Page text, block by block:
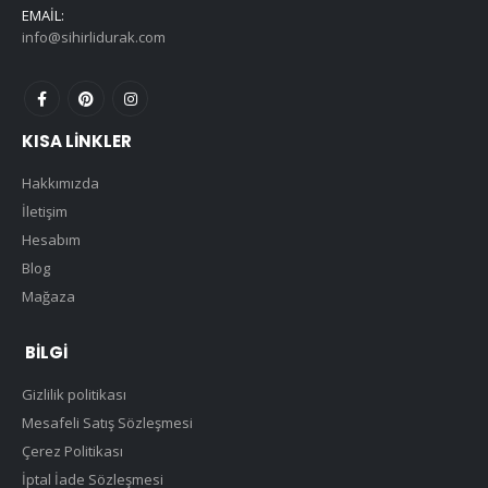
EMAIL:
info@sihirlidurak.com
KISA LINKLER
Hakkımızda
İletişim
Hesabım
Blog
Mağaza
BILGI
Gizlilik politikası
Mesafeli Satış Sözleşmesi
Çerez Politikası
İptal İade Sözleşmesi